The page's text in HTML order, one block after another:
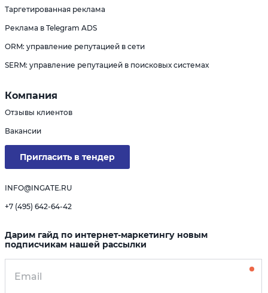
Таргетированная реклама
Реклама в Telegram ADS
ORM: управление репутацией в сети
SERM: управление репутацией в поисковых системах
Компания
Отзывы клиентов
Вакансии
Пригласить в тендер
INFO@INGATE.RU
+7 (495) 642-64-42
Дарим гайд по интернет-маркетингу новым
подписчикам нашей рассылки